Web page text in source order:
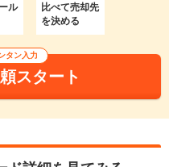
ル
比べて売却先
を決める
タン入力
スタート